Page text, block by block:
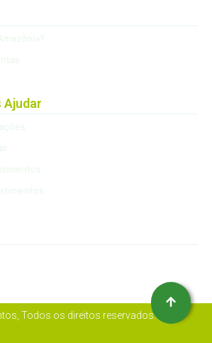
Ajudar
Todos os direitos reservados.